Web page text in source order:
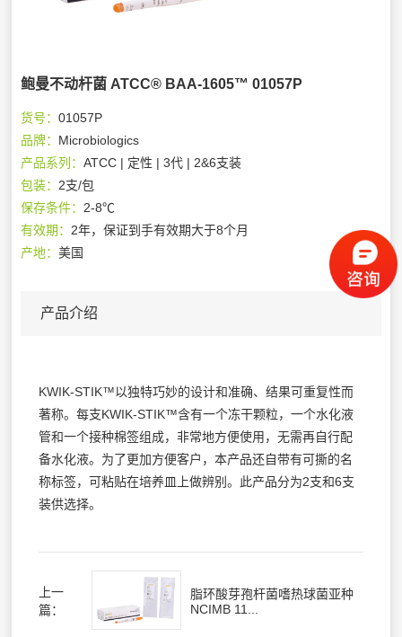
鲍曼不动杆菌 ATCC® BAA-1605™ 01057P
货号：01057P
品牌： Microbiologics
产品系列：ATCC | 定性 | 3代 | 2&6支装
包装： 2支/包
保存条件： 2-8℃
有效期： 2年，保证到手有效期大于8个月
产地：美国
产品介绍
KWIK-STIK™以独特巧妙的设计和准确、结果可重复性而
著称。每支KWIK-STIK™含有一个冻干颗粒，一个水化液
管和一个接种棉签组成，非常地方便使用，无需再自行配
备水化液。为了更加方便客户，本产品还自带有可撕的名
称标签，可粘贴在培养皿上做辨别。此产品分为2支和6支
装供选择。
上一
篇：
脂环酸芽孢杆菌嗜热球菌亚种
NCIMB 11...